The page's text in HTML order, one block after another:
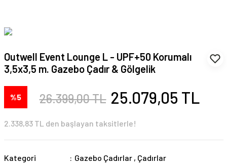
Outwell Event Lounge L - UPF+50 Korumalı
3,5x3,5 m. Gazebo Çadır & Gölgelik
%5 26.399,00 TL 25.079,05 TL
2.338,83 TL den başlayan taksitlerle!
Kategori Gazebo Çadırlar , Çadırlar